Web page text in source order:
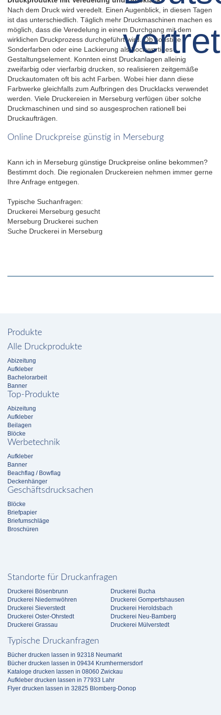
Nach dem Druck wird veredelt. Einen Augenblick, in diesen Tagen
ist das unterschiedlich. Täglich mehr Druckmaschinen machen es
möglich, dass die Veredelung in einem Durchgang mit dem
wirklichen Druckprozess durchgeführt wird. Ob sonstige
Sonderfarben oder eine Lackierung als hochwertiges
Gestaltungselement. Konnten einst Druckanlagen alleinig
zweifarbig oder vierfarbig drucken, so realisieren zeitgemäße
Druckautomaten oft bis acht Farben. Wobei hier dann diese
Farbwerke gleichfalls zum Aufbringen des Drucklacks verwendet
werden. Viele Druckereien in Merseburg verfügen über solche
Druckmaschinen und sind so ausgesprochen rationell bei
Druckaufträgen.
Online Druckpreise günstig in Merseburg
Kann ich in Merseburg günstige Druckpreise online bekommen?
Bestimmt doch. Die regionalen Druckereien nehmen immer gerne
Ihre Anfrage entgegen.
Typische Suchanfragen:
Druckerei Merseburg gesucht
Merseburg Druckerei suchen
Suche Druckerei in Merseburg
Produkte
Alle Druckprodukte
Abizeitung
Aufkleber
Bachelorarbeit
Banner
Top-Produkte
Abizeitung
Aufkleber
Beilagen
Blöcke
Werbetechnik
Aufkleber
Banner
Beachflag / Bowflag
Deckenhänger
Geschäftsdrucksachen
Blöcke
Briefpapier
Briefumschläge
Broschüren
Standorte für Druckanfragen
Druckerei Bösenbrunn
Druckerei Niedernwöhren
Druckerei Sieverstedt
Druckerei Oster-Ohrstedt
Druckerei Grassau
Druckerei Bucha
Druckerei Gompertshausen
Druckerei Heroldsbach
Druckerei Neu-Bamberg
Druckerei Mülverstedt
Typische Druckanfragen
Bücher drucken lassen in 92318 Neumarkt
Bücher drucken lassen in 09434 Krumhermersdorf
Kataloge drucken lassen in 08060 Zwickau
Aufkleber drucken lassen in 77933 Lahr
Flyer drucken lassen in 32825 Blomberg-Donop